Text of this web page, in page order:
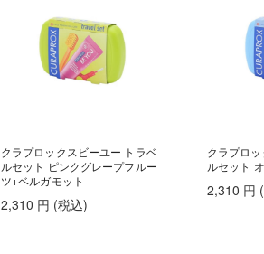
クラプロックスビーユー トラベ
ルセット ピンクグレープフルー
ツ+ベルガモット
2,310 円 (税込)
クラプロ
ルセット
2,310 円